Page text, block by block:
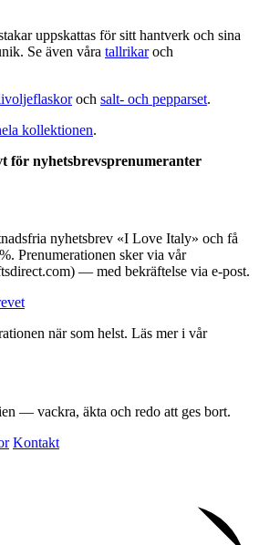
uppskattas för sitt hantverk och sina
Se även våra tallrikaroch
och salt- och pepparset.
kollektionen.
för nyhetsbrevsprenumeranter
nyhetsbrev «I Love Italy» och få
Prenumerationen sker via vår
— med bekräftelse via e-post.
när som helst. Läs mer i vår
— vackra, äkta och redo att ges bort.
Kontakt